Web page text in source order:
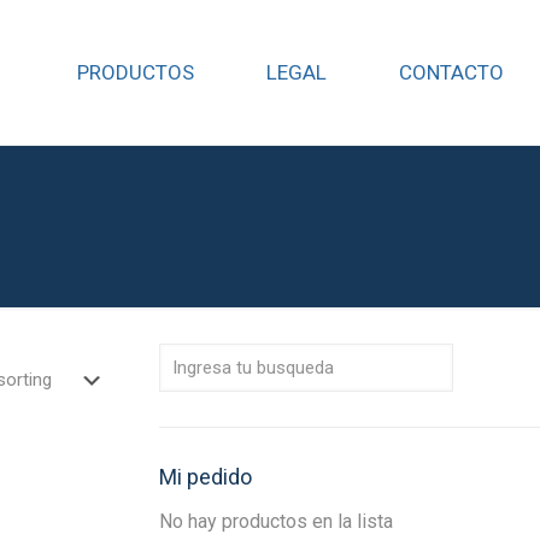
PRODUCTOS LEGAL CONTACTO
Mi pedido
No hay productos en la lista